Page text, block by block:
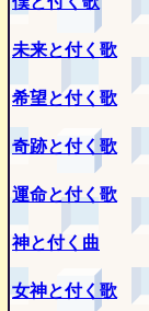
未来と付く歌
希望と付く歌
奇跡と付く歌
運命と付く歌
神と付く曲
女神と付く歌